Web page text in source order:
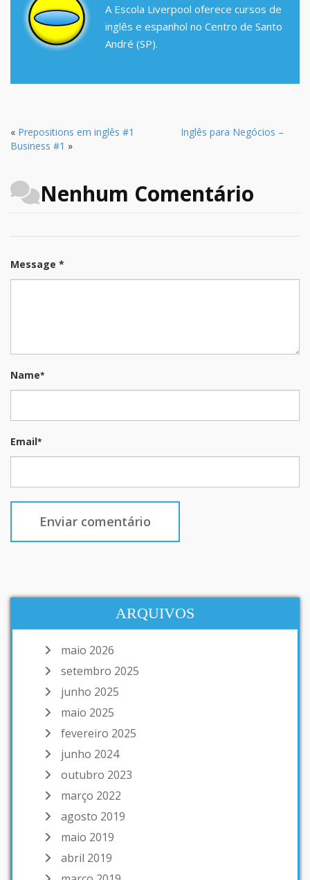
A Escola Liverpool oferece cursos de
inglês e espanhol no Centro de Santo
André (SP).
« Prepositions em inglês #1
Inglês para Negócios –
Business #1 »
Nenhum Comentário
Message *
Name*
Email*
ARQUIVOS
maio 2026
setembro 2025
junho 2025
maio 2025
fevereiro 2025
junho 2024
outubro 2023
março 2022
agosto 2019
maio 2019
abril 2019